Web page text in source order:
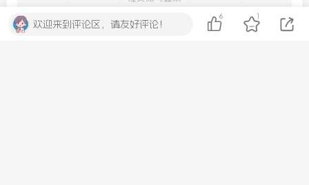
QQ登录 微信登录
欢迎来到评论区，请友好评论！
6 1